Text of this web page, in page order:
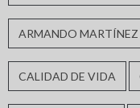
ARMANDO
CALIDAD DE VIDA